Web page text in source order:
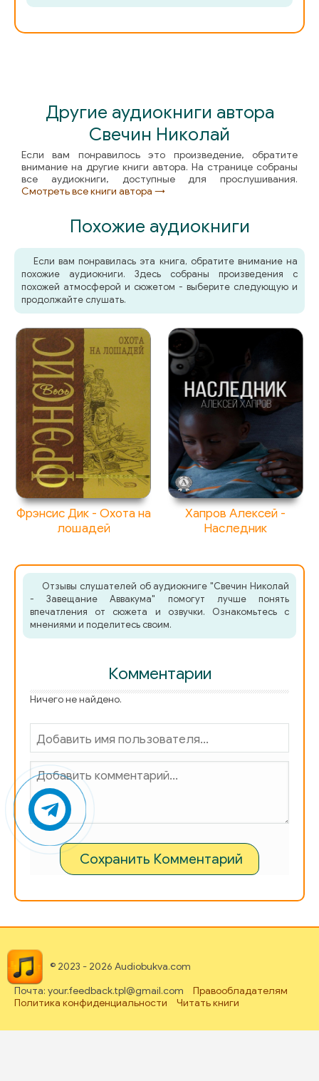
Другие аудиокниги автора
Свечин Николай
Если вам понравилось это произведение, обратите
внимание на другие книги автора. На странице собраны
все аудиокниги, доступные для прослушивания.
Смотреть все книги автора →
Похожие аудиокниги
Если вам понравилась эта книга, обратите внимание на
похожие аудиокниги. Здесь собраны произведения с
похожей атмосферой и сюжетом - выберите следующую и
продолжайте слушать.
Фрэнсис Дик - Охота на
лошадей
Хапров Алексей -
Наследник
Отзывы слушателей об аудиокниге "Свечин Николай
- Завещание Аввакума" помогут лучше понять
впечатления от сюжета и озвучки. Ознакомьтесь с
мнениями и поделитесь своим.
Комментарии
Ничего не найдено.
Сохранить Комментарий
© 2023 - 2026 Audiobukva.com
Почта: your.feedback.tpl@gmail.com
Правообладателям
Политика конфиденциальности
Читать книги